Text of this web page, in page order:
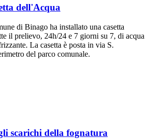
dell'Acqua
di Binago ha installato una casetta
il prelievo, 24h/24 e 7 giorni su 7, di acqua
La casetta è posta in via S.
del parco comunale.
scarichi della fognatura